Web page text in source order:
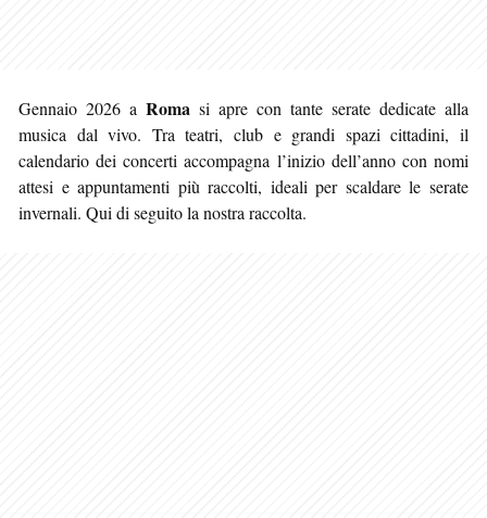
Gennaio 2026 a Roma si apre con tante serate dedicate alla
musica dal vivo. Tra teatri, club e grandi spazi cittadini, il
calendario dei concerti accompagna l’inizio dell’anno con nomi
attesi e appuntamenti più raccolti, ideali per scaldare le serate
invernali. Qui di seguito la nostra raccolta.